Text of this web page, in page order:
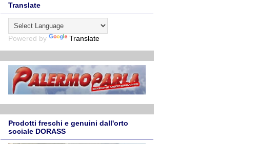
Translate
Powered by Translate
Prodotti freschi e genuini dall'orto
sociale DORASS